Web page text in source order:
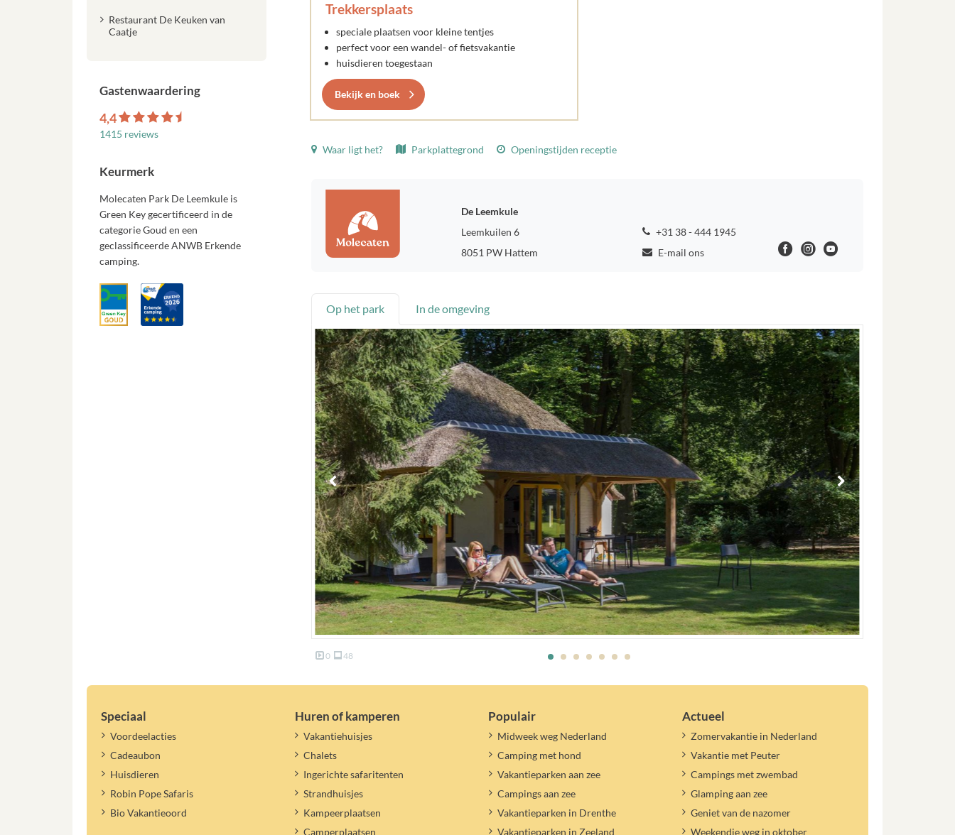
Trekkersplaats
speciale plaatsen voor kleine tentjes
perfect voor een wandel- of fietsvakantie
huisdieren toegestaan
Bekijk en boek
Waar ligt het? Parkplattegrond Openingstijden receptie
De Leemkule
Leemkuilen 6
8051 PW Hattem
+31 38 - 444 1945
E-mail ons
Op het park In de omgeving
0 48
Restaurant De Keuken van
Caatje
Gastenwaardering
4,4
1415 reviews
Keurmerk
Molecaten Park De Leemkule is
Green Key gecertificeerd in de
categorie Goud en een
geclassificeerde ANWB Erkende
camping.
Speciaal
Voordeelacties
Cadeaubon
Huisdieren
Robin Pope Safaris
Bio Vakantieoord
Huren of kamperen
Vakantiehuisjes
Chalets
Ingerichte safaritenten
Strandhuisjes
Kampeerplaatsen
Camperplaatsen
Populair
Midweek weg Nederland
Camping met hond
Vakantieparken aan zee
Campings aan zee
Vakantieparken in Drenthe
Vakantieparken in Zeeland
Actueel
Zomervakantie in Nederland
Vakantie met Peuter
Campings met zwembad
Glamping aan zee
Geniet van de nazomer
Weekendje weg in oktober